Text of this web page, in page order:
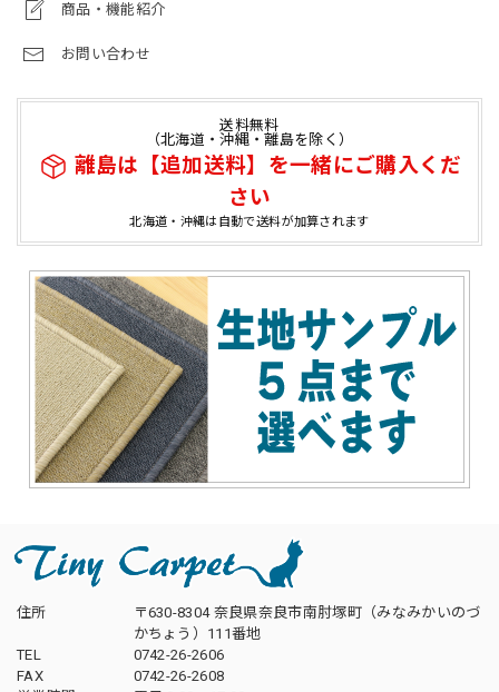
商品・機能紹介
お問い合わせ
送料無料
（北海道・沖縄・離島を除く）
離島は【追加送料】を一緒にご購入くだ
さい
北海道・沖縄は自動で送料が加算されます
住所
〒630-8304 奈良県奈良市南肘塚町（みなみかいのづ
かちょう）111番地
TEL
0742-26-2606
FAX
0742-26-2608